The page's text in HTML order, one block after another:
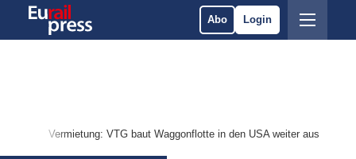
Abo Login
Vermietung: VTG baut Waggonflotte in den USA weiter aus